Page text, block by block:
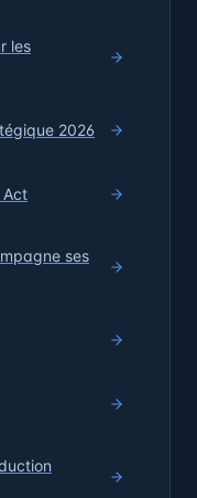
les
2026
Act
ses